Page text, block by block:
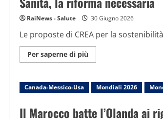
tumore?
RaiNews - Salute 30 Giugno 2026
Le proposte di CREA per la
Per saperne di più
informazioni
la
riforma
necessaria
Canada-Messico-Usa Mondiali 2026
Il Marocco batte l’Olanda ai